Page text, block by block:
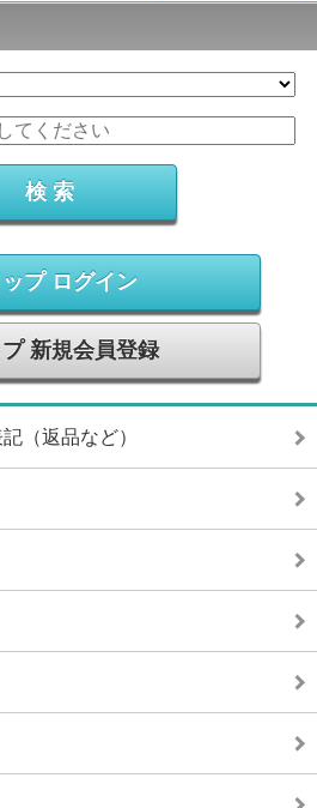
プ ログイン
新規会員登録
（返品など）